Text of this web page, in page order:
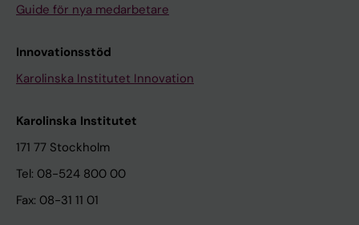
Guide för nya medarbetare
Innovationsstöd
Karolinska Institutet Innovation
Karolinska Institutet
171 77 Stockholm
Tel: 08-524 800 00
Fax: 08-31 11 01